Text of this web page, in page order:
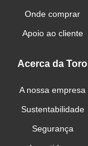
Onde comprar
Apoio ao cliente
Acerca da Toro
A nossa empresa
Sustentabilidade
Segurança